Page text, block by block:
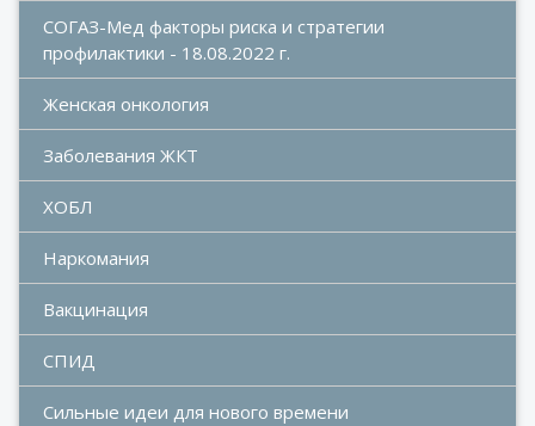
СОГАЗ-Мед факторы риска и стратегии
профилактики - 18.08.2022 г.
Женская онкология
Заболевания ЖКТ
ХОБЛ
Наркомания
Вакцинация
СПИД
Сильные идеи для нового времени